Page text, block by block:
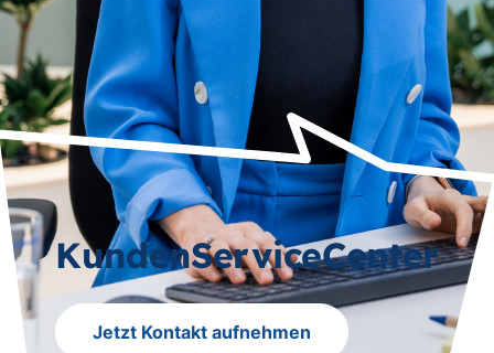
KundenServiceCenter
Jetzt Kontakt aufnehmen